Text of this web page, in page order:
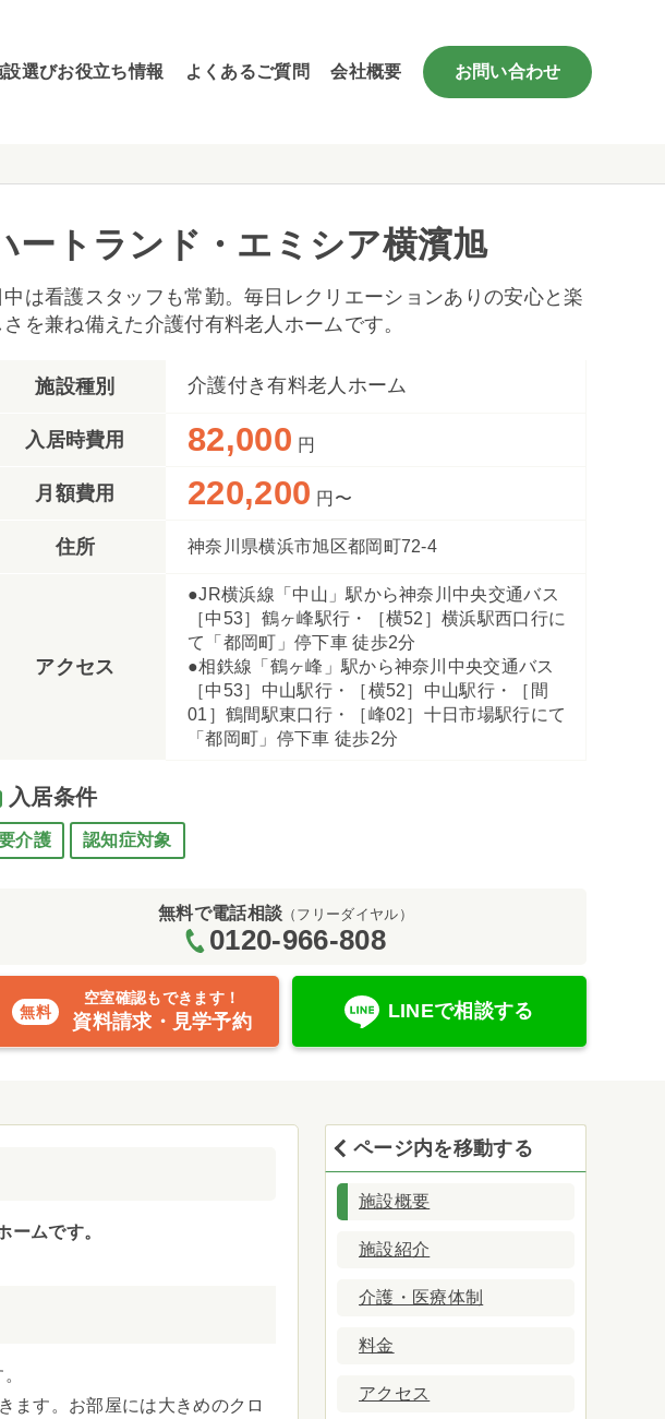
設選びお役立ち情報 よくあるご質問 会社概要 お問い合わせ
ンス（ハートランド・エミシア横濱旭）
ートランド・エミシア横濱旭
中は看護スタッフも常勤。毎日レクリエーションありの安心と楽
さを兼ね備えた介護付有料老人ホームです。
施設種別 介護付き有料老人ホーム
入居時費用 82,000 円
月額費用 220,200 円〜
住所 神奈川県横浜市旭区都岡町72-4
アクセス
●JR横浜線「中山」駅から神奈川中央交通バス
［中53］鶴ヶ峰駅行・［横52］横浜駅西口行に
て「都岡町」停下車 徒歩2分
●相鉄線「鶴ヶ峰」駅から神奈川中央交通バス
［中53］中山駅行・［横52］中山駅行・［間
01］鶴間駅東口行・［峰02］十日市場駅行にて
「都岡町」停下車 徒歩2分
入居条件
介護 認知症対象
無料で電話相談 （フリーダイヤル）
0120-966-808
空室確認もできます！
資料請求・見学予約 LINEで相談する
ムです。
ます。お部屋には大きめのクロ
ページ内を移動する
施設概要
施設紹介
介護・医療体制
料金
アクセス